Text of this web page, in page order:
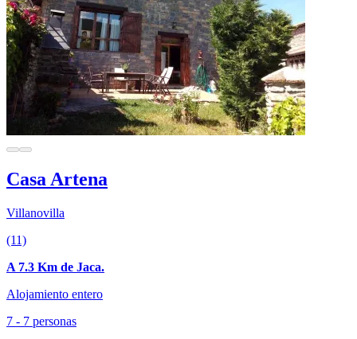
Casa Artena
Villanovilla
(11)
A 7.3 Km de Jaca.
Alojamiento entero
7 - 7 personas